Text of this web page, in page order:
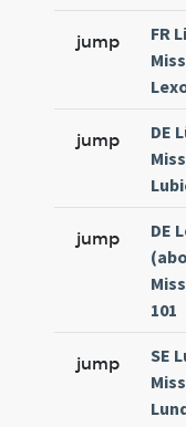
jump
FR
jump
DE
jump
DE
101
jump
SE